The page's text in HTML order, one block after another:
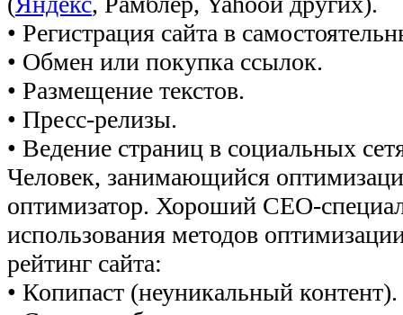
• Регистрация сайта в
• Обмен или покупка ссылок.
• Размещение текстов.
• Пресс-релизы.
• Ведение страниц в социальных
Человек, занимающийся
оптимизатор. Хороший СЕО-
использования методов
рейтинг сайта:
• Копипаст (неуникальный контент).